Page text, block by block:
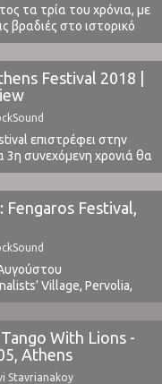
τα τρία του χρόνια, με
βραδιές στο ιστορικό
σφραγίδα του στον
φεστιβάλ. Το
ραντεβού του, έδωσε
θα σας παρουσιάσει τις
Festival 2018 |
επιστρέφει στην
3η συνεχόμενη χρονιά θα
βραδιές με πολλή
up είναι δομημένο με
ονομάτων
UB40) και
από την Ελλάδα και
ClockSound θα
Fengaros Festival,
Village, Pervolia,
€21.50 One-day / €37.50
Line
As Police Woman,
Lou, Tau, Σtella, Negros
With Lions -
Athens
Stavrianakoy